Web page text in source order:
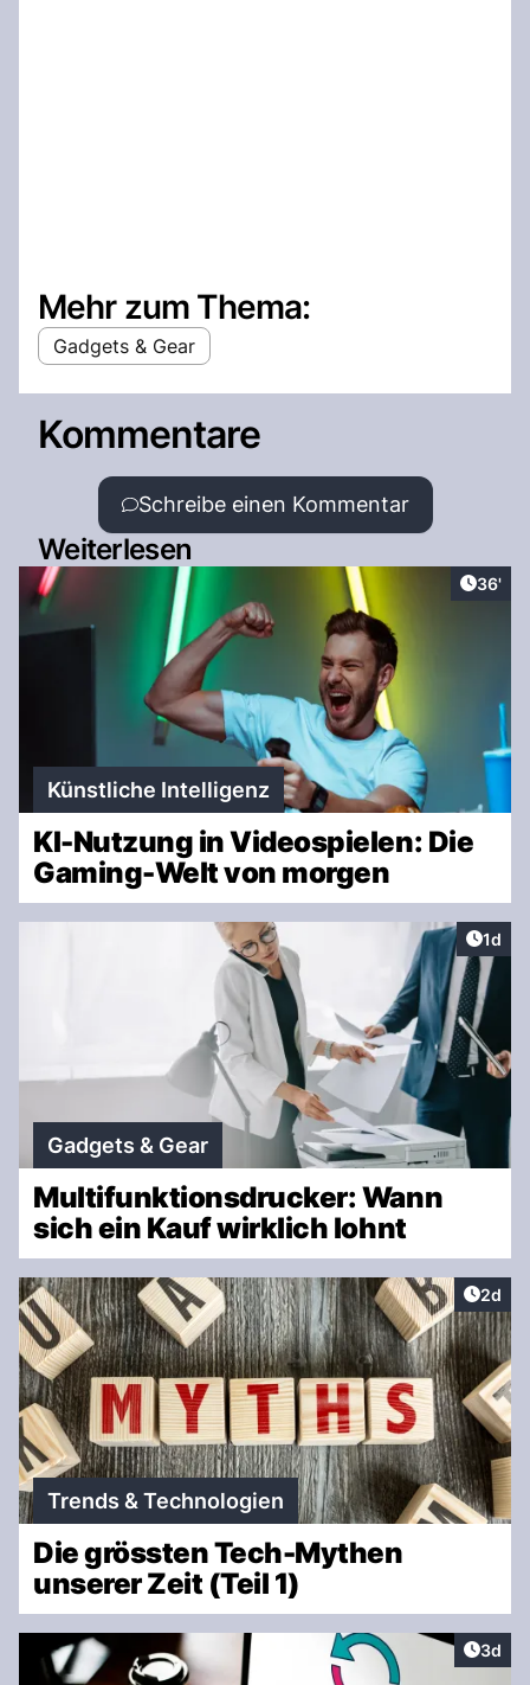
Mehr zum Thema:
Gadgets & Gear
Kommentare
Schreibe einen Kommentar
Weiterlesen
36'
Künstliche Intelligenz
KI-Nutzung in Videospielen: Die
Gaming-Welt von morgen
1d
Gadgets & Gear
Multifunktionsdrucker: Wann
sich ein Kauf wirklich lohnt
2d
Trends & Technologien
Die grössten Tech-Mythen
unserer Zeit (Teil 1)
3d